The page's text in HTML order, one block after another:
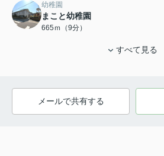
幼稚園
まこと幼稚園
665ｍ（9分）
すべて見る
メールで共有する